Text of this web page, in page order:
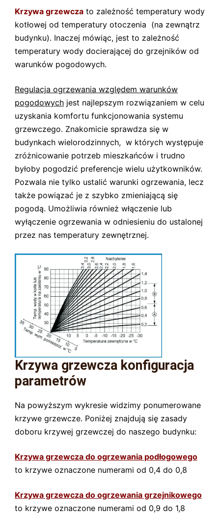
Krzywa grzewcza to zależność temperatury wody
kotłowej od temperatury otoczenia (na zewnątrz
budynku). Inaczej mówiąc, jest to zależność
temperatury wody docierającej do grzejników od
warunków pogodowych.
Regulacja ogrzewania względem warunków
pogodowych jest najlepszym rozwiązaniem w celu
uzyskania komfortu funkcjonowania systemu
grzewczego. Znakomicie sprawdza się w
budynkach wielorodzinnych, w których występuje
zróżnicowanie potrzeb mieszkańców i trudno
byłoby pogodzić preferencje wielu użytkowników.
Pozwala nie tylko ustalić warunki ogrzewania, lecz
także powiązać je z szybko zmieniającą się
pogodą. Umożliwia również włączenie lub
wyłączenie ogrzewania w odniesieniu do ustalonej
przez nas temperatury zewnętrznej.
Krzywa grzewcza konfiguracja
parametrów
Na powyższym wykresie widzimy ponumerowane
krzywe grzewcze. Poniżej znajdują się zasady
doboru krzywej grzewczej do naszego budynku:
Krzywa grzewcza do ogrzewania podłogowego
to krzywe oznaczone numerami od 0,4 do 0,8
Krzywa grzewcza do ogrzewania grzejnikowego
to krzywe oznaczone numerami od 0,9 do 1,8